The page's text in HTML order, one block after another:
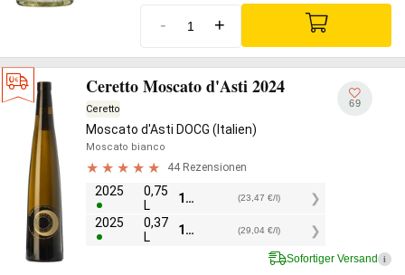
- +
Ceretto Moscato d'Asti 2024
Ceretto
Moscato d'Asti DOCG (Italien)
Moscato bianco
44 Rezensionen
2025
0,75
L
17,60 (23,47 €/l)
2025
0,37
L
10,75 (29,04 €/l)
69
Sofortiger Versand i